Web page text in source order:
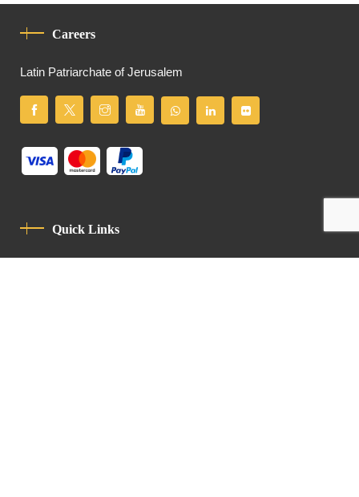
Careers
Latin Patriarchate of Jerusalem
Quick Links